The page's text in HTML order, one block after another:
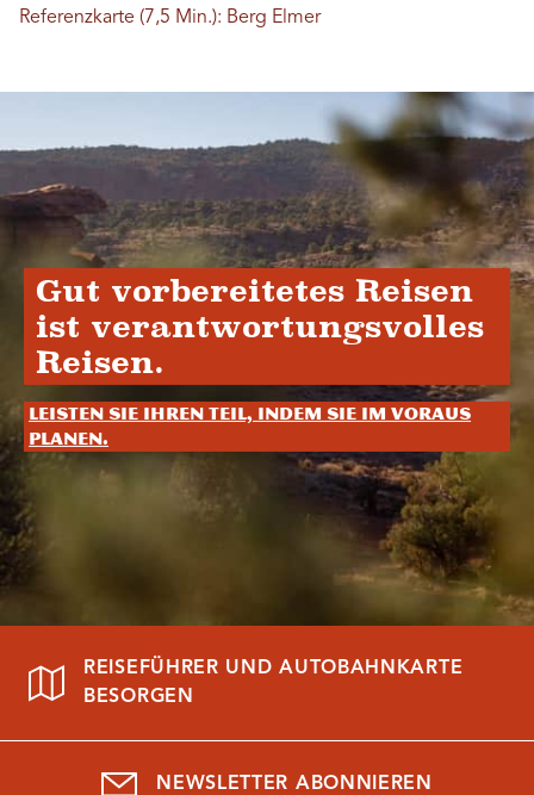
Referenzkarte (7,5 Min.): Berg Elmer
Gut vorbereitetes Reisen
ist verantwortungsvolles
Reisen.
Leisten Sie Ihren Teil, indem Sie im Voraus
planen.
REISEFÜHRER UND AUTOBAHNKARTE
BESORGEN
NEWSLETTER ABONNIEREN